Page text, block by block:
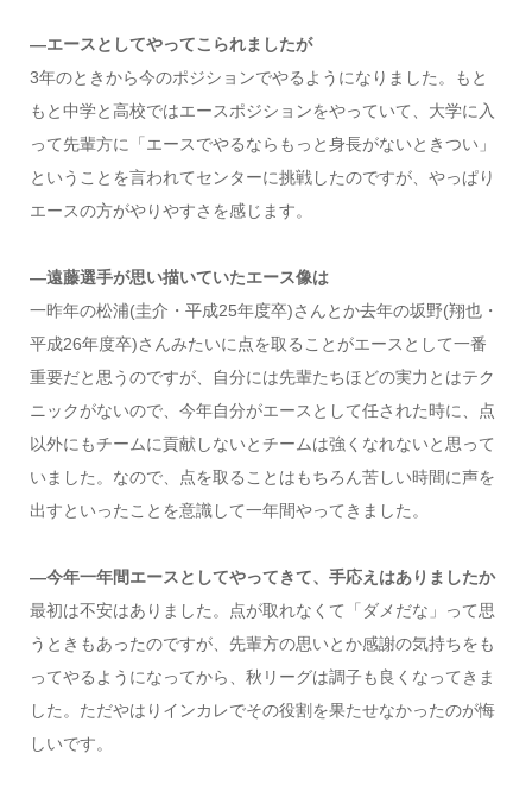
―エースとしてやってこられましたが
3年のときから今のポジションでやるようになりました。もと
もと中学と高校ではエースポジションをやっていて、大学に入
って先輩方に「エースでやるならもっと身長がないときつい」
ということを言われてセンターに挑戦したのですが、やっぱり
エースの方がやりやすさを感じます。
―遠藤選手が思い描いていたエース像は
一昨年の松浦(圭介・平成25年度卒)さんとか去年の坂野(翔也・
平成26年度卒)さんみたいに点を取ることがエースとして一番
重要だと思うのですが、自分には先輩たちほどの実力とはテク
ニックがないので、今年自分がエースとして任された時に、点
以外にもチームに貢献しないとチームは強くなれないと思って
いました。なので、点を取ることはもちろん苦しい時間に声を
出すといったことを意識して一年間やってきました。
―今年一年間エースとしてやってきて、手応えはありましたか
最初は不安はありました。点が取れなくて「ダメだな」って思
うときもあったのですが、先輩方の思いとか感謝の気持ちをも
ってやるようになってから、秋リーグは調子も良くなってきま
した。ただやはりインカレでその役割を果たせなかったのが悔
しいです。